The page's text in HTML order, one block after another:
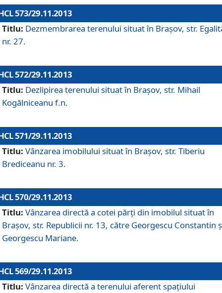
573/29.11.2013
Titlu: Dezmembrarea terenului situat în Braşov, str.
nr. 27.
572/29.11.2013
Titlu: Dezlipirea terenului situat în Braşov, str. Mihail
Kogălniceanu f.n.
571/29.11.2013
Titlu: Vânzarea imobilului situat în Braşov, str. Tiberiu
Brediceanu nr. 3.
570/29.11.2013
Titlu: Vânzarea directă a cotei părţi din imobilul situat în
Braşov, str. Republicii nr. 13, către Georgescu Constantin
Georgescu Mariane.
569/29.11.2013
Titlu: Vânzarea directă a terenului aferent spaţiului